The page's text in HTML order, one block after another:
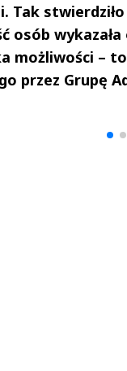
Tak
osób
możliwości –
przez Grupę
Marta i